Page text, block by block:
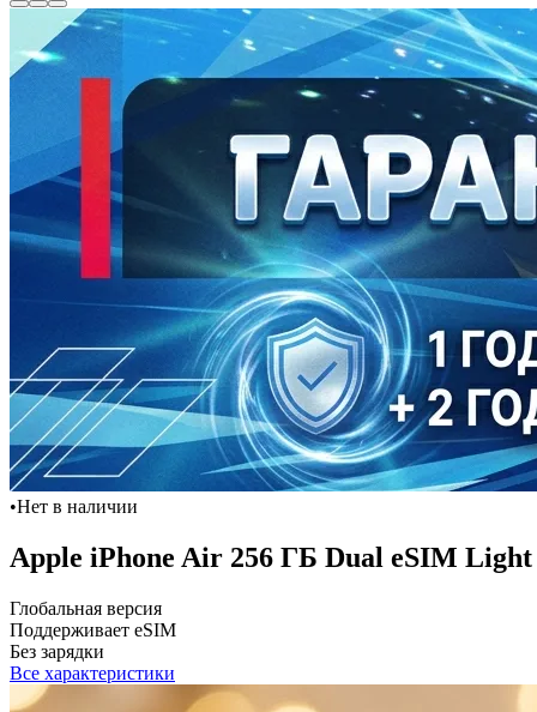
•Нет в наличии
Apple iPhone Air 256 ГБ Dual eSIM
Глобальная версия
Поддерживает eSIM
Без зарядки
Все характеристики